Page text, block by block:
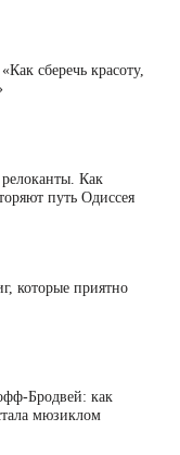
сберечь красоту,
Как
путь Одиссея
которые приятно
Бродвей: как
мюзиклом